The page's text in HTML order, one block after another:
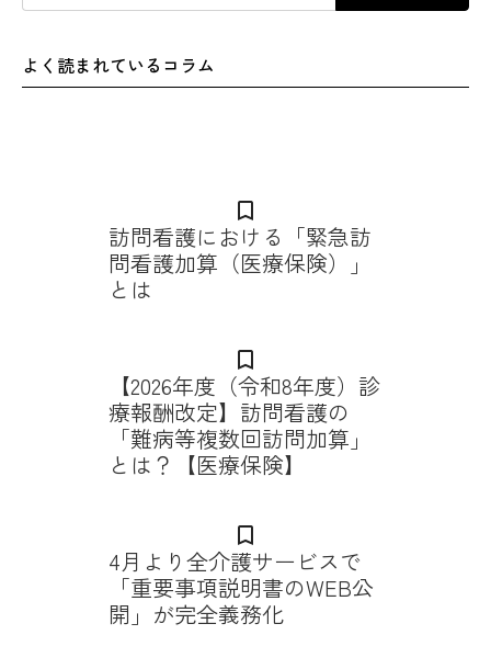
よく読まれているコラム
bookmark_border
訪問看護における「緊急訪
問看護加算（医療保険）」
とは
bookmark_border
【2026年度（令和8年度）診
療報酬改定】訪問看護の
「難病等複数回訪問加算」
とは？【医療保険】
bookmark_border
4月より全介護サービスで
「重要事項説明書のWEB公
開」が完全義務化